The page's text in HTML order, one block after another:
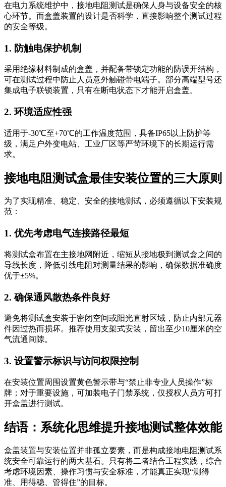
在电力系统维护中，接地电阻测试是确保人身与设备安全的核
心环节。而盒盖装置的设计是否科学，直接影响整个测试过程
的安全等级。
1. 防触电保护机制
采用绝缘材料制成的盒盖，并配备带锁定功能的防误开结构，
可在测试过程中防止人员意外触碰带电端子。部分高端型号还
集成电子联锁装置，只有在断电状态下才能开启盒盖。
2. 环境适应性强
适用于-30℃至+70℃的工作温度范围，具备IP65以上防护等
级，满足户外变电站、工业厂区等严苛环境下的长期运行需
求。
接地电阻测试盒最佳安装位置的三大原则
为了实现精准、稳定、安全的接地测试，必须遵循以下安装规
范：
1. 优先考虑电气连接路径最短
将测试盒布置在主接地网附近，缩短从接地极到测试盒之间的
导线长度，降低引线电阻对测量结果的影响，确保数据准确度
优于±5%。
2. 确保通风散热条件良好
避免将测试盒安装于密闭空间或阳光直射区域，防止内部元器
件因过热而损坏。推荐使用支架式安装，留出至少10厘米的空
气流通间隙。
3. 设置警示标识与访问权限控制
在安装位置周围设置黄色警示带与“禁止非专业人员操作”标
牌；对于重要设施，可加装电子门禁系统，仅授权人员方可打
开盒盖进行测试。
结语：系统化思维提升接地测试整体效能
盒盖装置与安装位置并非孤立要素，而是构成接地电阻测试系
统安全可靠运行的两大基石。只有将二者结合工程实践，综合
考虑环境因素、操作习惯与安全标准，才能真正实现“测得
准、用得稳、管得住”的目标。